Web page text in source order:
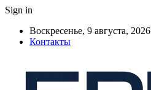
Sign in
Воскресенье, 9 августа, 2026
Контакты